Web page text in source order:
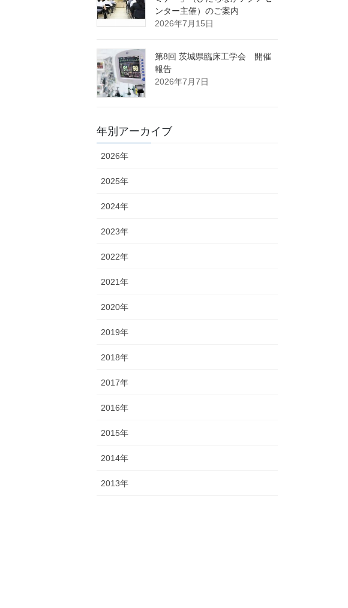
ンター主催）のご案内
2026年7月15日
第8回 茨城県臨床工学会 開催
報告
2026年7月7日
年別アーカイブ
2026年
2025年
2024年
2023年
2022年
2021年
2020年
2019年
2018年
2017年
2016年
2015年
2014年
2013年